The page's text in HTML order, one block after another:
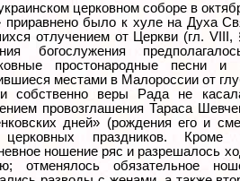
церковном соборе в
было к хуле на Духа
отлучением от Церкви (гл.
богослужения
простонародные песни и
местами в Малороссии от
собственно веры Рада не
провозглашения Тараса
дней» (рождения его и
праздников. Кроме
ношение ряс и разрешалось
отменялось обязательное